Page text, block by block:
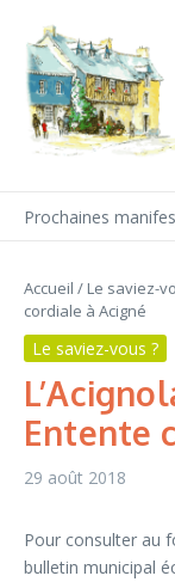
Prochaines
Accueil / Le saviez-
cordiale à Acigné
Le saviez-vous ?
Entente
29 août 2018
Pour consulter au
bulletin municipal